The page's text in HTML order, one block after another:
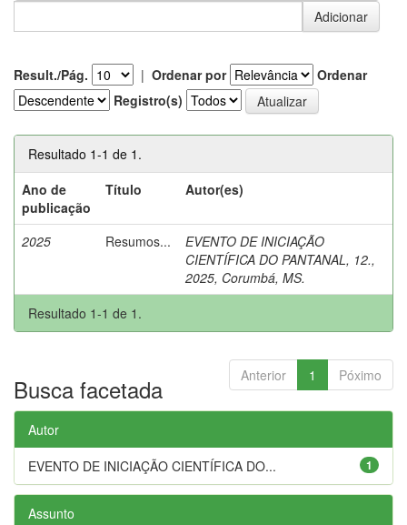
Result./Pág. | Ordenar por
Ordenar
Registro(s)
Resultado 1-1 de 1.
Ano de
publicação
Título Autor(es)
2025 Resumos...
EVENTO DE INICIAÇÃO
CIENTÍFICA DO PANTANAL, 12.,
2025, Corumbá, MS.
Resultado 1-1 de 1.
Anterior 1 Póximo
Busca facetada
Autor
1
EVENTO DE INICIAÇÃO CIENTÍFICA DO...
Assunto